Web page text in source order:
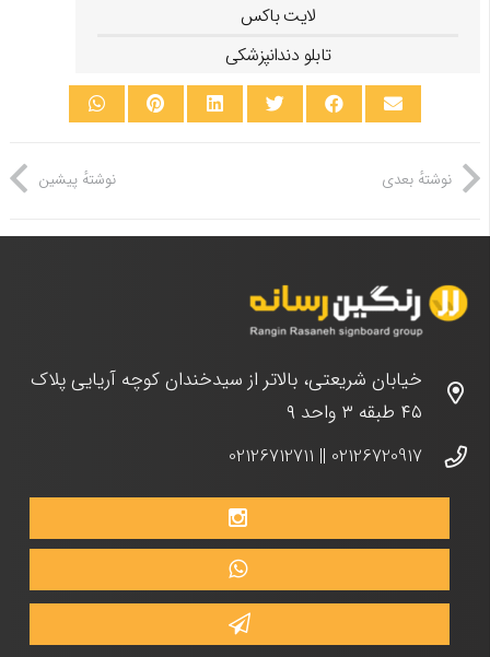
لایت باکس
تابلو دندانپزشکی
نوشتهٔ پیشین نوشتهٔ بعدی
خیابان شریعتی، بالاتر از سیدخندان کوچه آریایی پلاک
۴۵ طبقه ۳ واحد ۹
02126720917
||
02126712711